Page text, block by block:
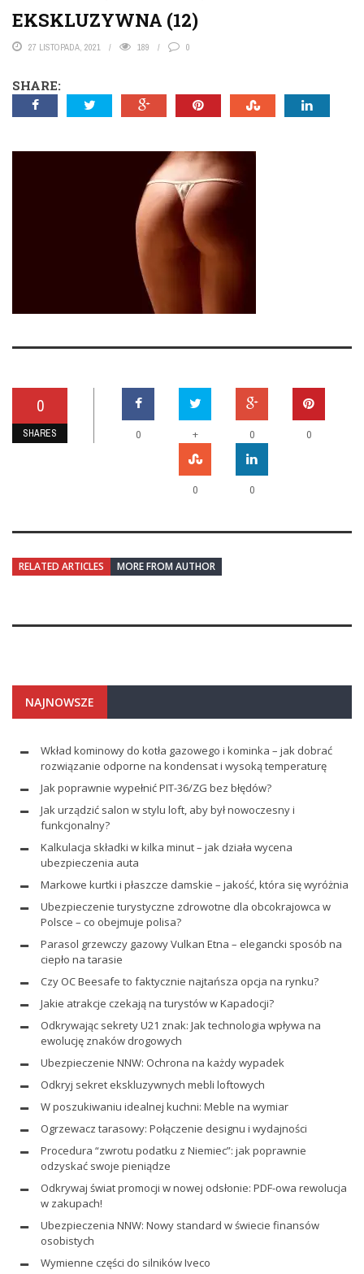
EKSKLUZYWNA (12)
27 LISTOPADA, 2021 189 0
SHARE:
0
SHARES 0 + 0 0
0 0
RELATED ARTICLES MORE FROM AUTHOR
NAJNOWSZE
Wkład kominowy do kotła gazowego i kominka – jak dobrać
rozwiązanie odporne na kondensat i wysoką temperaturę
Jak poprawnie wypełnić PIT-36/ZG bez błędów?
Jak urządzić salon w stylu loft, aby był nowoczesny i
funkcjonalny?
Kalkulacja składki w kilka minut – jak działa wycena
ubezpieczenia auta
Markowe kurtki i płaszcze damskie – jakość, która się wyróżnia
Ubezpieczenie turystyczne zdrowotne dla obcokrajowca w
Polsce – co obejmuje polisa?
Parasol grzewczy gazowy Vulkan Etna – elegancki sposób na
ciepło na tarasie
Czy OC Beesafe to faktycznie najtańsza opcja na rynku?
Jakie atrakcje czekają na turystów w Kapadocji?
Odkrywając sekrety U21 znak: Jak technologia wpływa na
ewolucję znaków drogowych
Ubezpieczenie NNW: Ochrona na każdy wypadek
Odkryj sekret ekskluzywnych mebli loftowych
W poszukiwaniu idealnej kuchni: Meble na wymiar
Ogrzewacz tarasowy: Połączenie designu i wydajności
Procedura “zwrotu podatku z Niemiec”: jak poprawnie
odzyskać swoje pieniądze
Odkrywaj świat promocji w nowej odsłonie: PDF-owa rewolucja
w zakupach!
Ubezpieczenia NNW: Nowy standard w świecie finansów
osobistych
Wymienne części do silników Iveco